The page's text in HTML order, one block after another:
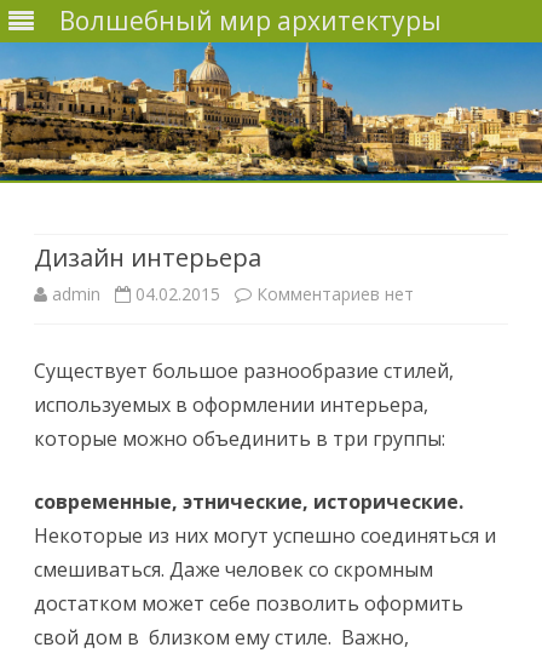
Волшебный мир архитектуры
Дизайн интерьера
admin 04.02.2015 Комментариев к
а
с
и
Д
и
нет
Существует большое разнообразие стилей,
используемых в оформлении интерьера,
которые можно объединить в три группы:
современные, этнические, исторические.
Некоторые из них могут успешно соединяться и
смешиваться. Даже человек со скромным
достатком может себе позволить оформить
свой дом в близком ему стиле. Важно,